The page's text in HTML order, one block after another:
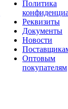
Политика
Реквизиты
Документы
Новости
Оптовым
покупателям